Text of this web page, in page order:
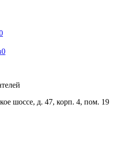
0
шоссе, д. 47, корп. 4, пом. 19